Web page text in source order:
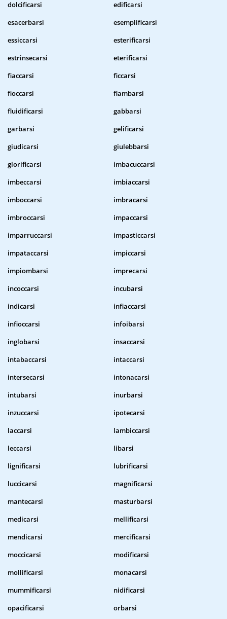
dolcificarsi
edificarsi
esacerbarsi
esemplificarsi
essiccarsi
esterificarsi
estrinsecarsi
eterificarsi
fiaccarsi
ficcarsi
fioccarsi
flambarsi
fluidificarsi
gabbarsi
garbarsi
gelificarsi
giudicarsi
giulebbarsi
glorificarsi
imbacuccarsi
imbeccarsi
imbiaccarsi
imboccarsi
imbracarsi
imbroccarsi
impaccarsi
imparruccarsi
impasticcarsi
impataccarsi
impiccarsi
impiombarsi
imprecarsi
incoccarsi
incubarsi
indicarsi
infiaccarsi
infioccarsi
infoibarsi
inglobarsi
insaccarsi
intabaccarsi
intaccarsi
intersecarsi
intonacarsi
intubarsi
inurbarsi
inzuccarsi
ipotecarsi
laccarsi
lambiccarsi
leccarsi
libarsi
lignificarsi
lubrificarsi
luccicarsi
magnificarsi
mantecarsi
masturbarsi
medicarsi
mellificarsi
mendicarsi
mercificarsi
moccicarsi
modificarsi
mollificarsi
monacarsi
mummificarsi
nidificarsi
opacificarsi
orbarsi